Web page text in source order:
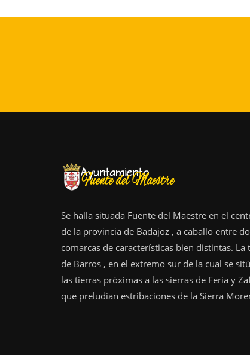
Se halla situada Fuente del Maestre en el
de la provincia de Badajoz , a caballo entre
comarcas de características bien distintas. La
de Barros , en el extremo sur de la cual se
las tierras próximas a las sierras de Feria y
que preludian estribaciones de la Sierra